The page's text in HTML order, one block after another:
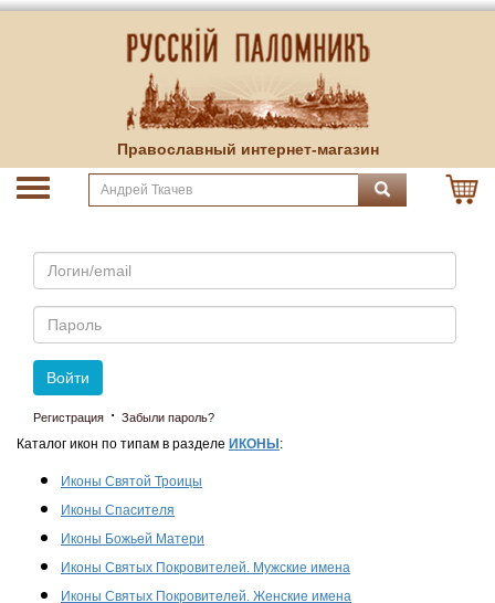
Православный интернет-магазин
Email
Пароль
Войти
Регистрация · Забыли пароль?
Каталог икон по типам в разделе ИКОНЫ :
Иконы Святой Троицы
Иконы Спасителя
Иконы Божьей Матери
Иконы Святых Покровителей. Мужские имена
Иконы Святых Покровителей. Женские имена